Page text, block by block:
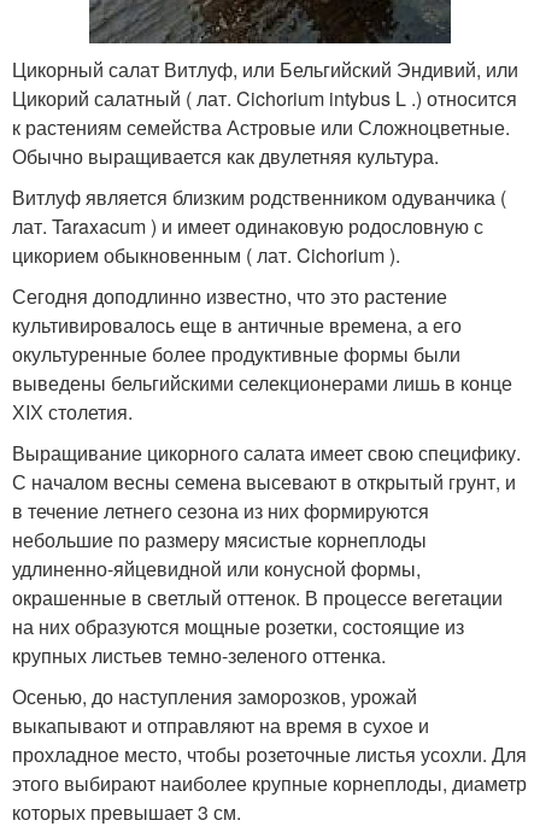
Цикорный салат Витлуф, или Бельгийский Эндивий, или
Цикорий салатный ( лат. Cichorium intybus L .) относится
к растениям семейства Астровые или Сложноцветные.
Обычно выращивается как двулетняя культура.
Витлуф является близким родственником одуванчика (
лат. Taraxacum ) и имеет одинаковую родословную с
цикорием обыкновенным ( лат. Cichоrium ).
Сегодня доподлинно известно, что это растение
культивировалось еще в античные времена, а его
окультуренные более продуктивные формы были
выведены бельгийскими селекционерами лишь в конце
ХIХ столетия.
Выращивание цикорного салата имеет свою специфику.
С началом весны семена высевают в открытый грунт, и
в течение летнего сезона из них формируются
небольшие по размеру мясистые корнеплоды
удлиненно-яйцевидной или конусной формы,
окрашенные в светлый оттенок. В процессе вегетации
на них образуются мощные розетки, состоящие из
крупных листьев темно-зеленого оттенка.
Осенью, до наступления заморозков, урожай
выкапывают и отправляют на время в сухое и
прохладное место, чтобы розеточные листья усохли. Для
этого выбирают наиболее крупные корнеплоды, диаметр
которых превышает 3 см.